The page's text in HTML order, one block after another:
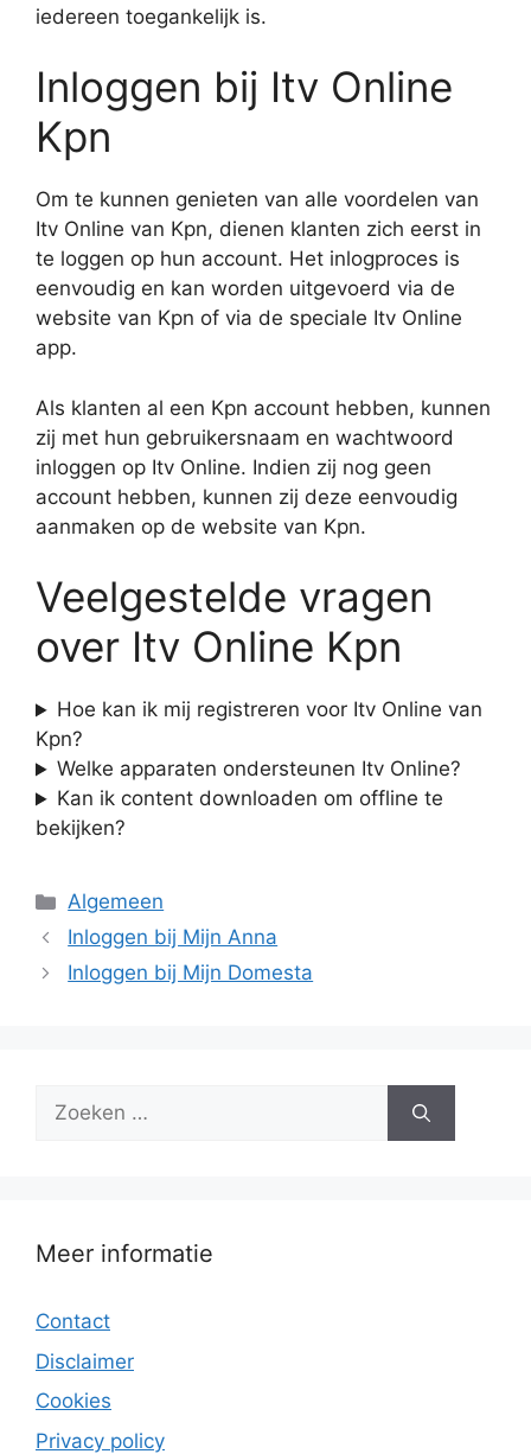
iedereen toegankelijk is.
Inloggen bij Itv Online
Kpn
Om te kunnen genieten van alle voordelen van
Itv Online van Kpn, dienen klanten zich eerst in
te loggen op hun account. Het inlogproces is
eenvoudig en kan worden uitgevoerd via de
website van Kpn of via de speciale Itv Online
app.
Als klanten al een Kpn account hebben, kunnen
zij met hun gebruikersnaam en wachtwoord
inloggen op Itv Online. Indien zij nog geen
account hebben, kunnen zij deze eenvoudig
aanmaken op de website van Kpn.
Veelgestelde vragen
over Itv Online Kpn
Hoe kan ik mij registreren voor Itv Online van
Kpn?
Welke apparaten ondersteunen Itv Online?
Kan ik content downloaden om offline te
bekijken?
Categorieën
Algemeen
Inloggen bij Mijn Anna
Inloggen bij Mijn Domesta
Zoek
Meer informatie
Contact
Disclaimer
Cookies
Privacy policy